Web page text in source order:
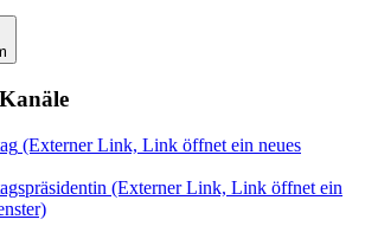
(Externer Link, Link öffnet ein neues
(Externer Link, Link öffnet ein